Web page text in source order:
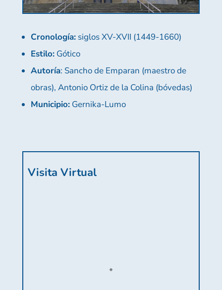
Cronología:siglos XV-XVII (1449-1660)
Estilo:Gótico
Autoría: Sancho de Emparan (maestro de
obras), Antonio Ortiz de la Colina (bóvedas)
Municipio:Gernika-Lumo
Visita Virtual